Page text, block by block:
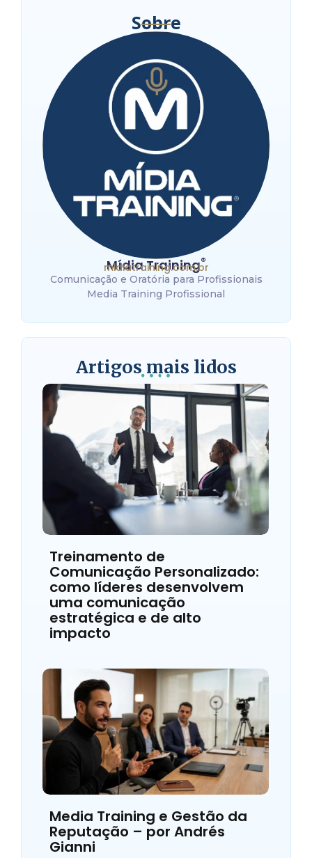
Sobre
Mídia Training®
midiatraining.com.br
Comunicação e Oratória para Profissionais
Media Training Profissional
Artigos mais lidos
Treinamento de
Comunicação Personalizado:
como líderes desenvolvem
uma comunicação
estratégica e de alto
impacto
Media Training e Gestão da
Reputação – por Andrés
Gianni